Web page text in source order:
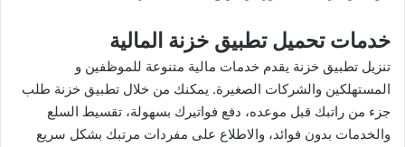
خدمات تحميل تطبيق خزنة المالية
تنزيل تطبيق خزنة يقدم خدمات مالية متنوعة للموظفين و
المستهلكين والشركات الصغيرة. يمكنك من خلال تطبيق خزنة طلب
جزء من راتبك قبل موعده، دفع فواتيرك بسهولة، تقسيط السلع
والخدمات بدون فوائد، والاطلاع على مفردات مرتبك بشكل سريع